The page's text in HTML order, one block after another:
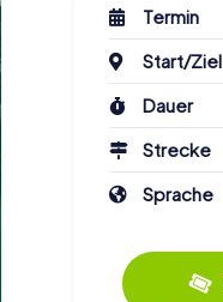
Termin
Start/Ziel
Dauer
Strecke
Sprache